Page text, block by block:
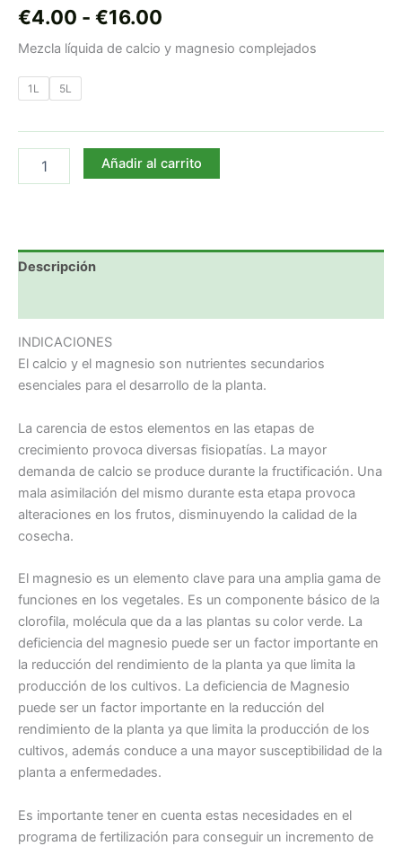
€4.00 - €16.00
Mezcla líquida de calcio y magnesio complejados
1L 5L
Añadir al carrito
Descripción
INDICACIONES
El calcio y el magnesio son nutrientes secundarios
esenciales para el desarrollo de la planta.
La carencia de estos elementos en las etapas de
crecimiento provoca diversas fisiopatías. La mayor
demanda de calcio se produce durante la fructificación. Una
mala asimilación del mismo durante esta etapa provoca
alteraciones en los frutos, disminuyendo la calidad de la
cosecha.
El magnesio es un elemento clave para una amplia gama de
funciones en los vegetales. Es un componente básico de la
clorofila, molécula que da a las plantas su color verde. La
deficiencia del magnesio puede ser un factor importante en
la reducción del rendimiento de la planta ya que limita la
producción de los cultivos. La deficiencia de Magnesio
puede ser un factor importante en la reducción del
rendimiento de la planta ya que limita la producción de los
cultivos, además conduce a una mayor susceptibilidad de la
planta a enfermedades.
Es importante tener en cuenta estas necesidades en el
programa de fertilización para conseguir un incremento de